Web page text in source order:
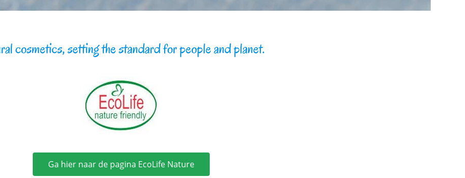
cosmetics, setting the standard for people and planet.
Ga hier naar de pagina EcoLife Nature